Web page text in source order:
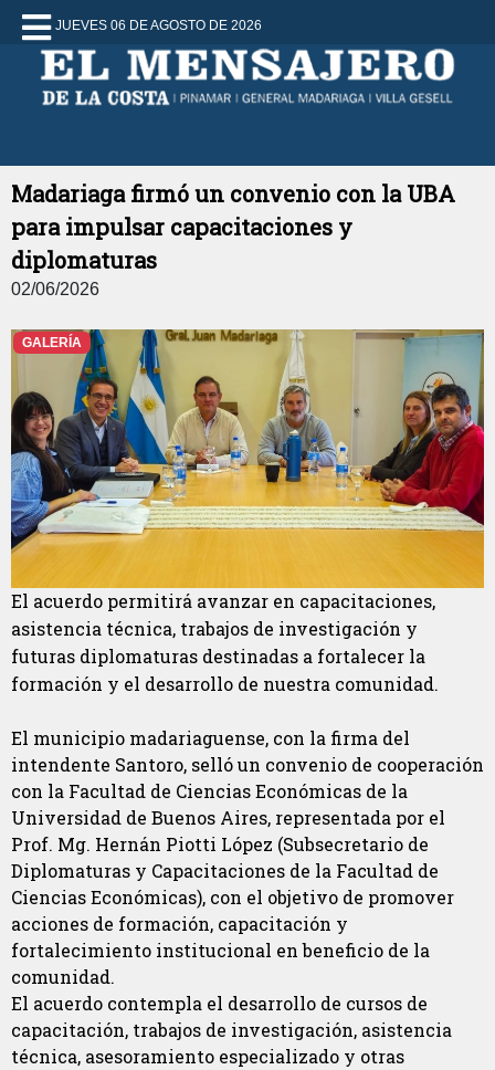
JUEVES 06 DE AGOSTO DE 2026
Madariaga firmó un convenio con la UBA
para impulsar capacitaciones y
diplomaturas
02/06/2026
GALERÍA
El acuerdo permitirá avanzar en capacitaciones,
asistencia técnica, trabajos de investigación y
futuras diplomaturas destinadas a fortalecer la
formación y el desarrollo de nuestra comunidad.
El municipio madariaguense, con la firma del
intendente Santoro, selló un convenio de cooperación
con la Facultad de Ciencias Económicas de la
Universidad de Buenos Aires, representada por el
Prof. Mg. Hernán Piotti López (Subsecretario de
Diplomaturas y Capacitaciones de la Facultad de
Ciencias Económicas), con el objetivo de promover
acciones de formación, capacitación y
fortalecimiento institucional en beneficio de la
comunidad.
El acuerdo contempla el desarrollo de cursos de
capacitación, trabajos de investigación, asistencia
técnica, asesoramiento especializado y otras